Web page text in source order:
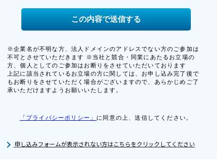
申し込みフォームが表示されない方はこちらをクリックしてください